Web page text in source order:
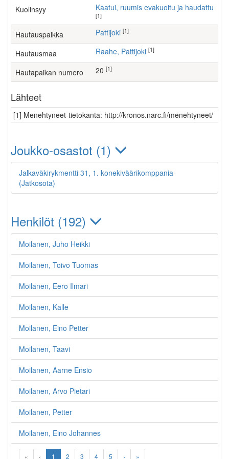
Kuolinsyy Kaatui, ruumis evakuoitu ja haudattu
[1]
Hautauspaikka Pattijoki [1]
Hautausmaa Raahe, Pattijoki [1]
Hautapaikan numero 20 [1]
Lähteet
[1] Menehtyneet-tietokanta: http://kronos.narc.fi/menehtyneet/
Joukko-osastot (1)
Jalkaväkirykmentti 31, 1. konekiväärikomppania
(Jatkosota)
Henkilöt (192)
Moilanen, Juho Heikki
Moilanen, Toivo Tuomas
Moilanen, Eero Ilmari
Moilanen, Kalle
Moilanen, Eino Petter
Moilanen, Taavi
Moilanen, Aarne Ensio
Moilanen, Arvo Pietari
Moilanen, Petter
Moilanen, Eino Johannes
« ‹ 1 2 3 4 5 › »